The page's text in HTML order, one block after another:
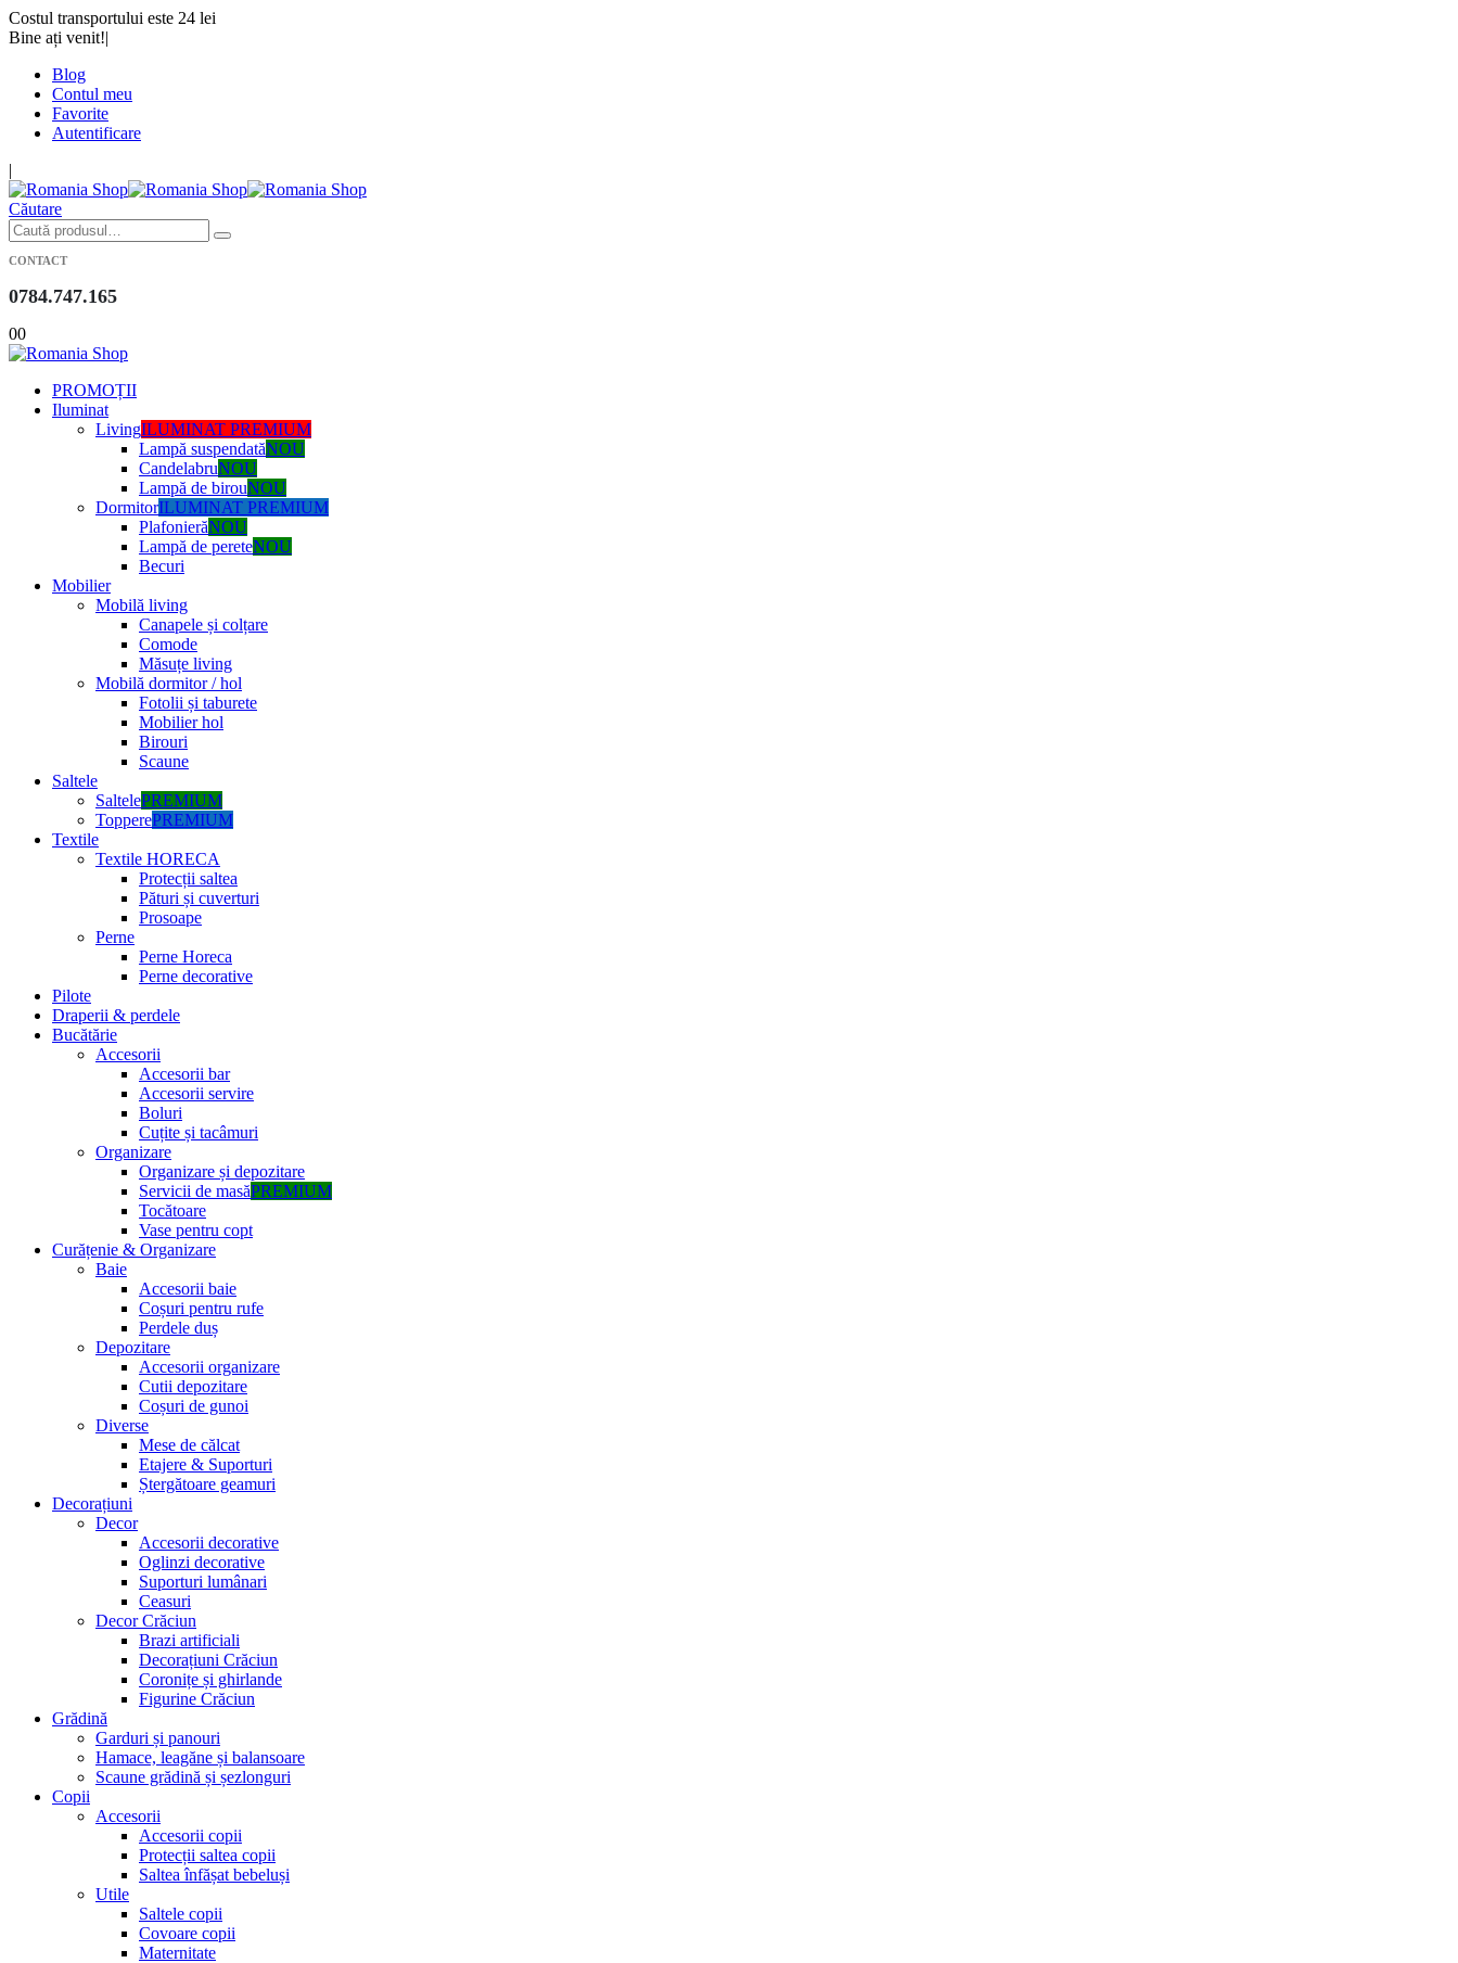
Costul transportului este 24 lei
Bine ați venit!|
Blog
Contul meu
Favorite
Autentificare
|
Căutare
CONTACT
0784.747.165
00
PROMOȚII
Iluminat
LivingILUMINAT PREMIUM
Lampă suspendatăNOU
CandelabruNOU
Lampă de birouNOU
DormitorILUMINAT PREMIUM
PlafonierăNOU
Lampă de pereteNOU
Becuri
Mobilier
Mobilă living
Canapele și colțare
Comode
Măsuțe living
Mobilă dormitor / hol
Fotolii și taburete
Mobilier hol
Birouri
Scaune
Saltele
SaltelePREMIUM
TopperePREMIUM
Textile
Textile HORECA
Protecții saltea
Pături și cuverturi
Prosoape
Perne
Perne Horeca
Perne decorative
Pilote
Draperii & perdele
Bucătărie
Accesorii
Accesorii bar
Accesorii servire
Boluri
Cuțite și tacâmuri
Organizare
Organizare și depozitare
Servicii de masăPREMIUM
Tocătoare
Vase pentru copt
Curățenie & Organizare
Baie
Accesorii baie
Coșuri pentru rufe
Perdele duș
Depozitare
Accesorii organizare
Cutii depozitare
Coșuri de gunoi
Diverse
Mese de călcat
Etajere & Suporturi
Ștergătoare geamuri
Decorațiuni
Decor
Accesorii decorative
Oglinzi decorative
Suporturi lumânari
Ceasuri
Decor Crăciun
Brazi artificiali
Decorațiuni Crăciun
Coronițe și ghirlande
Figurine Crăciun
Grădină
Garduri și panouri
Hamace, leagăne și balansoare
Scaune grădină și șezlonguri
Copii
Accesorii
Accesorii copii
Protecții saltea copii
Saltea înfășat bebeluși
Utile
Saltele copii
Covoare copii
Maternitate